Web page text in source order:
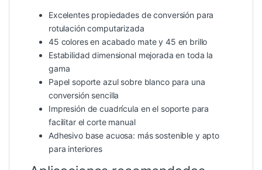
Excelentes propiedades de conversión para
rotulación computarizada
45 colores en acabado mate y 45 en brillo
Estabilidad dimensional mejorada en toda la
gama
Papel soporte azul sobre blanco para una
conversión sencilla
Impresión de cuadrícula en el soporte para
facilitar el corte manual
Adhesivo base acuosa: más sostenible y apto
para interiores